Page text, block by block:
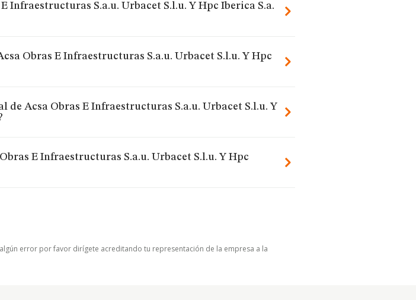
Infraestructuras S.a.u. Urbacet S.l.u. Y Hpc Iberica S.a.
Obras E Infraestructuras S.a.u. Urbacet S.l.u. Y Hpc
de Acsa Obras E Infraestructuras S.a.u. Urbacet S.l.u. Y
E Infraestructuras S.a.u. Urbacet S.l.u. Y Hpc
algún error por favor dirígete acreditando tu representación de la empresa a la